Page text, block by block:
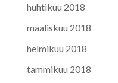
huhtikuu 2018
maaliskuu 2018
helmikuu 2018
tammikuu 2018